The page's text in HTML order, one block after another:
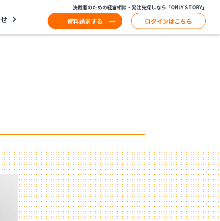
決裁者のための経営相談・発注先探しなら「ONLY STORY」
資料請求する ログインはこちら